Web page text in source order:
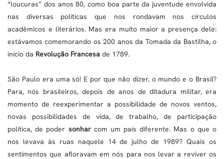
“loucuras” dos anos 80, como boa parte da juventude envolvida
nas diversas políticas que nos rondavam nos círculos
acadêmicos e literários. Mas era muito maior a presença dele:
estávamos comemorando os 200 anos da Tomada da Bastilha, o
início da Revolução Francesa de 1789.
São Paulo era uma só! E por que não dizer, o mundo e o Brasil?
Para, nós brasileiros, depois de anos de ditadura militar, era
momento de reexperimentar a possibilidade de novos ventos,
novas possibilidades de vida, de trabalho, de participação
política, de poder sonharcom um país diferente. Mas o que o
nos levava às ruas naquele 14 de julho de 1989? Quais os
sentimentos que afloravam em nós para nos levar a reviver os